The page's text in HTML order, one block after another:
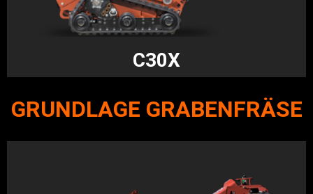
C30X
GRUNDLAGE GRABENFRÄSE